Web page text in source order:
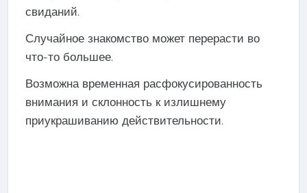
свиданий.
Случайное знакомство может перерасти во
что-то большее.
Возможна временная расфокусированность
внимания и склонность к излишнему
приукрашиванию действительности.